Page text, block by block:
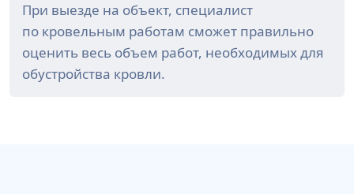
При выезде на объект, специалист
по кровельным работам сможет правильно
оценить весь объем работ, необходимых для
обустройства кровли.